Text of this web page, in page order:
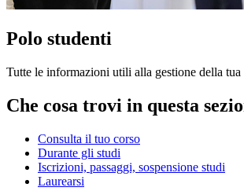
Polo studenti
Tutte le informazioni utili alla gestione della tua
Che cosa trovi in questa
Consulta il tuo corso
Durante gli studi
Iscrizioni, passaggi, sospensione studi
Laurearsi